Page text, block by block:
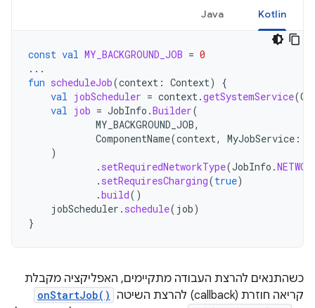
Kotlin
Java
const val MY_BACKGROUND_JOB = 0
...
fun scheduleJob(context : Context)
{
val jobScheduler = context.getSystemService(
val job = JobInfo .Builder(
MY_BACKGROUND_JOB,
ComponentName(context, MyJobService ::
)
. setRequiredNetworkType(JobInfo .
. setRequiresCharging(true)
.build()
jobScheduler . schedule( job)
}
כשהתנאים להרצת העבודה מתקיימים, האפליקציה מקבלת
קריאה חוזרת (callback) להרצת השיטה
onStartJob()